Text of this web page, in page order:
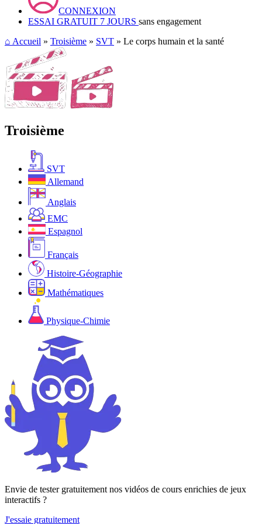
CONNEXION
ESSAI GRATUIT 7 JOURS sans engagement
⌂ Accueil » Troisième » SVT » Le corps humain et la santé
Troisième
SVT
Allemand
Anglais
EMC
Espagnol
Français
Histoire-Géographie
Mathématiques
Physique-Chimie
Envie de tester gratuitement nos vidéos de cours enrichies de jeux
interactifs ?
J'essaie gratuitement